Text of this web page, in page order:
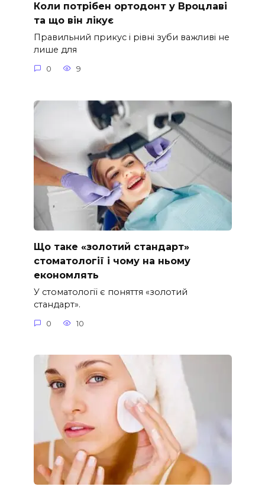
Коли потрібен ортодонт у Вроцлаві
та що він лікує
Правильний прикус і рівні зуби важливі не
лише для
0 9
Що таке «золотий стандарт»
стоматології і чому на ньому
економлять
У стоматології є поняття «золотий
стандарт».
0 10